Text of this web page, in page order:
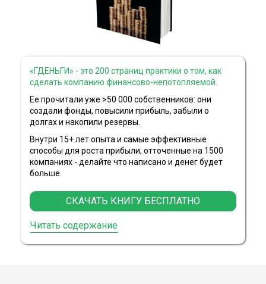
«ГДЕНЬГИ» - это 200 страниц практики о том, как
сделать компанию финансово-непотопляемой.
Ее прочитали уже >50 000 собственников: они
создали фонды, повысили прибыль, забыли о
долгах и накопили резервы.
Внутри 15+ лет опыта и самые эффективные
способы для ростаприбыли, отточенные на 1500
компаниях - делайте что написано и денег будет
больше.
СКАЧАТЬ КНИГУ БЕСПЛАТНО
Читать содержание